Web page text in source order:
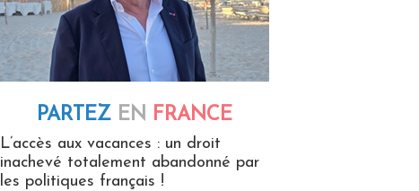
PARTEZ EN FRANCE
L’accès aux vacances : un droit
inachevé totalement abandonné par
les politiques français !